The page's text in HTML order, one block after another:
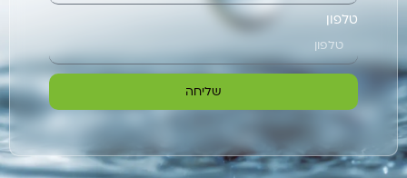
טלפון
שליחה